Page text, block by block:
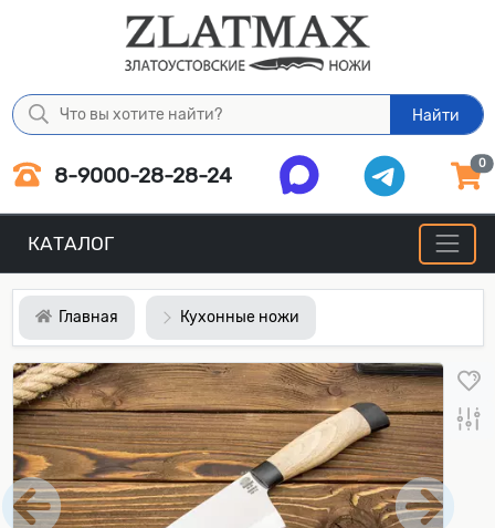
Найти
8-9000-28-28-24 0
КАТАЛОГ
Главная Кухонные ножи